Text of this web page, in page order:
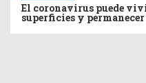
El coronavirus puede
superficies y